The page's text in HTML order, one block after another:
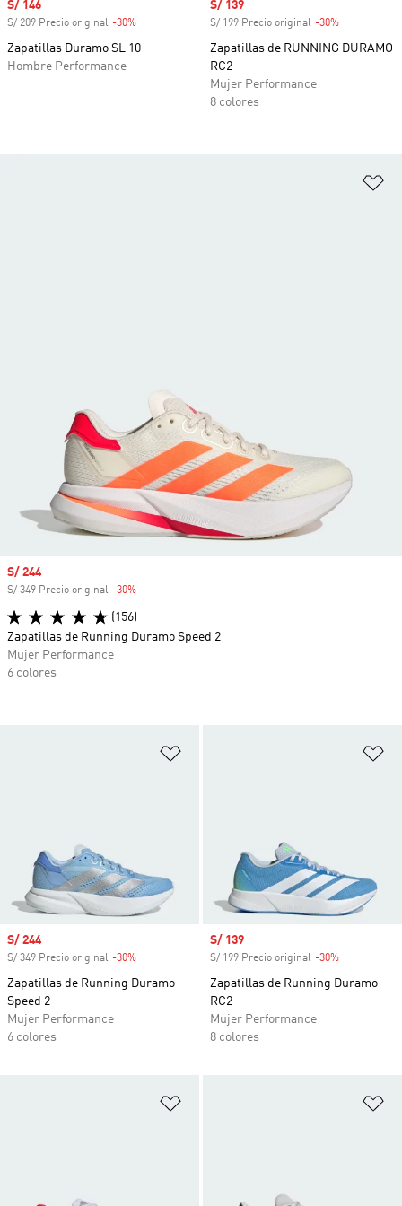
Precio de venta
S/ 146
S/ 209 Precio original -30%
Zapatillas Duramo SL 10
Hombre Performance
Precio de venta
S/ 139
S/ 199 Precio original -30%
Zapatillas de RUNNING DURAMO
RC2
Mujer Performance
8 colores
Precio de venta
S/ 244
S/ 349 Precio original -30%
Zapatillas de Running Duramo
Speed 2
Mujer Performance
6 colores
Precio de venta
S/ 139
S/ 199 Precio original -30%
Zapatillas de Running Duramo
RC2
Mujer Performance
8 colores
Precio de venta
S/ 244
S/ 349 Precio original -30%
(156)
Zapatillas de Running Duramo Speed 2
Mujer Performance
6 colores